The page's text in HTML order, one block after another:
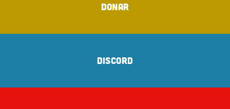
DONAR
DISCORD